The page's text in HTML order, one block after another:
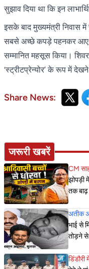
सुझाव दिया था कि इन
इसके बाद मुख्यमंत्री निवास
सबसे अच्छे कपड़े पहनकर आए,
सम्मानित महसूस किया।
‘स्ट्रीटप्रेन्योर’ के रूप में
Share News:
जरूरी खबरें
CM
झोपड़ी
तक बाढ़
अतीक
भाई से
तोड़ने से